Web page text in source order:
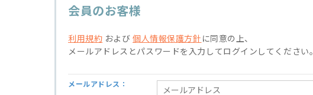
会員のお客様
利用規約 および個人情報保護方針 に同意の上、
メールアドレスとパスワードを入力してログインしてください。
メールアドレス：